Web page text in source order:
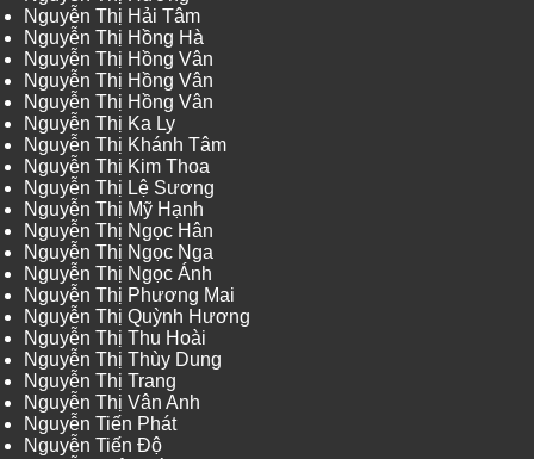
Nguyễn Thị Hải Tâm
Nguyễn Thị Hồng Hà
Nguyễn Thị Hồng Vân
Nguyễn Thị Hồng Vân
Nguyễn Thị Hồng Vân
Nguyễn Thị Ka Ly
Nguyễn Thị Khánh Tâm
Nguyễn Thị Kim Thoa
Nguyễn Thị Lệ Sương
Nguyễn Thị Mỹ Hạnh
Nguyễn Thị Ngọc Hân
Nguyễn Thị Ngọc Nga
Nguyễn Thị Ngọc Ánh
Nguyễn Thị Phương Mai
Nguyễn Thị Quỳnh Hương
Nguyễn Thị Thu Hoài
Nguyễn Thị Thùy Dung
Nguyễn Thị Trang
Nguyễn Thị Vân Anh
Nguyễn Tiến Phát
Nguyễn Tiến Độ